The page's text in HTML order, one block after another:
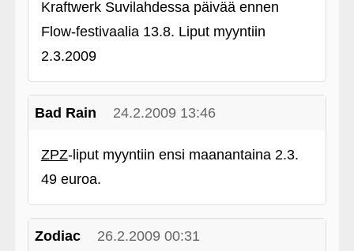
Kraftwerk Suvilahdessa päivää ennen
Flow-festivaalia 13.8. Liput myyntiin
2.3.2009
Bad Rain 24.2.2009 13:46
ZPZ-liput myyntiin ensi maanantaina 2.3.
49 euroa.
Zodiac 26.2.2009 00:31